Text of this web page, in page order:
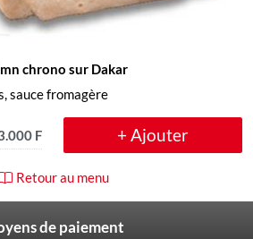
chrono sur Dakar
sauce fromagère
F + Ajouter
Retour au menu
de paiement